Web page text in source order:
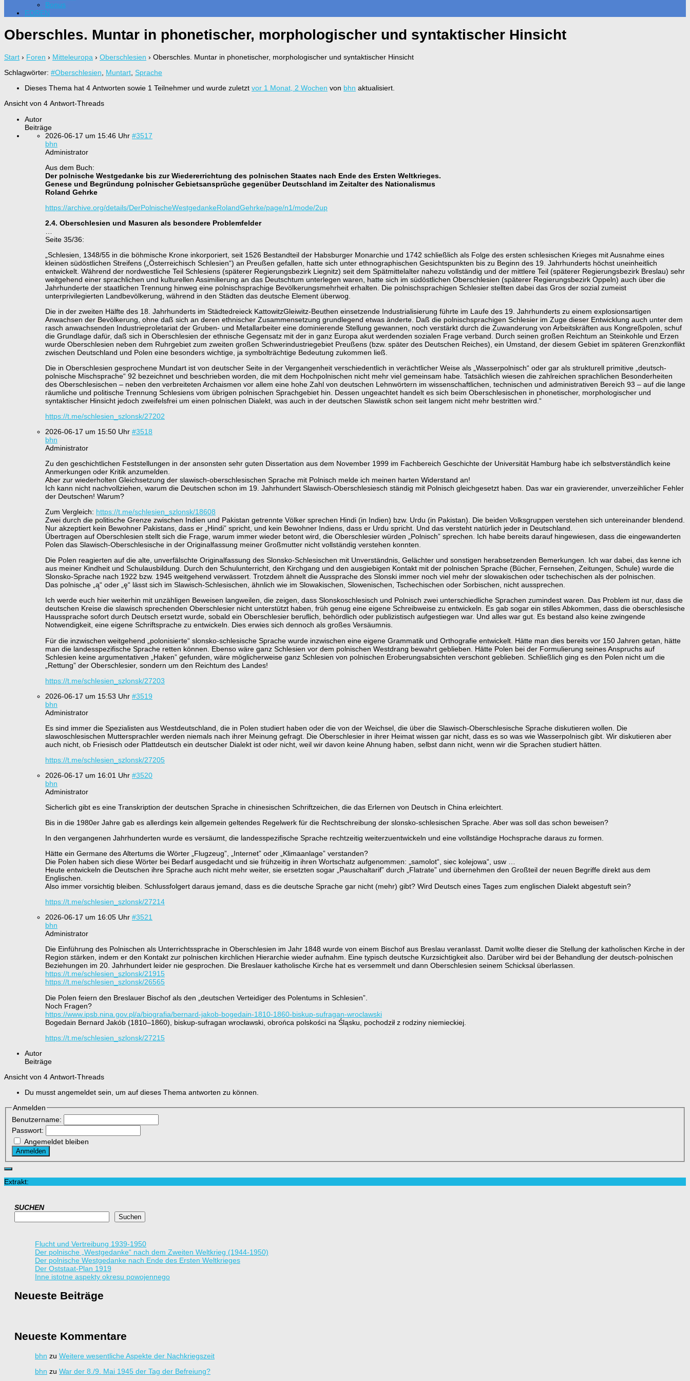
Bonus
FOREN
Oberschles. Muntar in phonetischer, morphologischer und syntaktischer Hinsicht
Start › Foren › Mitteleuropa › Oberschlesien › Oberschles. Muntar in phonetischer, morphologischer und syntaktischer Hinsicht
Schlagwörter: #Oberschlesien, Muntart, Sprache
Dieses Thema hat 4 Antworten sowie 1 Teilnehmer und wurde zuletzt vor 1 Monat, 2 Wochen von bhn aktualisiert.
Ansicht von 4 Antwort-Threads
Autor
Beiträge
2026-06-17 um 15:46 Uhr #3517
bhn
Administrator
Aus dem Buch:
Der polnische Westgedanke bis zur Wiedererrichtung des polnischen Staates nach Ende des Ersten Weltkrieges.
Genese und Begründung polnischer Gebietsansprüche gegenüber Deutschland im Zeitalter des Nationalismus
Roland Gehrke
https://archive.org/details/DerPolnischeWestgedankeRolandGehrke/page/n1/mode/2up
2.4. Oberschlesien und Masuren als besondere Problemfelder
Seite 35/36:
„Schlesien, 1348/55 in die böhmische Krone inkorporiert, seit 1526 Bestandteil der Habsburger Monarchie und 1742 schließlich als Folge des ersten schlesischen Krieges mit Ausnahme eines
kleinen südöstlichen Streifens („Österreichisch Schlesien“) an Preußen gefallen, hatte sich unter ethnographischen Gesichtspunkten bis zu Beginn des 19. Jahrhunderts höchst uneinheitlich
entwickelt. Während der nordwestliche Teil Schlesiens (späterer Regierungsbezirk Liegnitz) seit dem Spätmittelalter nahezu vollständig und der mittlere Teil (späterer Regierungsbezirk Breslau) sehr
weitgehend einer sprachlichen und kulturellen Assimilierung an das Deutschtum unterlegen waren, hatte sich im südöstlichen Oberschlesien (späterer Regierungsbezirk Oppeln) auch über die
Jahrhunderte der staatlichen Trennung hinweg eine polnischsprachige Bevölkerungsmehrheit erhalten. Die polnischsprachigen Schlesier stellten dabei das Gros der sozial zumeist
unterprivilegierten Landbevölkerung, während in den Städten das deutsche Element überwog.
Die in der zweiten Hälfte des 18. Jahrhunderts im Städtedreieck KattowitzGleiwitz-Beuthen einsetzende Industrialisierung führte im Laufe des 19. Jahrhunderts zu einem explosionsartigen
Anwachsen der Bevölkerung, ohne daß sich an deren ethnischer Zusammensetzung grundlegend etwas änderte. Daß die polnischsprachigen Schlesier im Zuge dieser Entwicklung auch unter dem
rasch anwachsenden Industrieproletariat der Gruben- und Metallarbeiter eine dominierende Stellung gewannen, noch verstärkt durch die Zuwanderung von Arbeitskräften aus Kongreßpolen, schuf
die Grundlage dafür, daß sich in Oberschlesien der ethnische Gegensatz mit der in ganz Europa akut werdenden sozialen Frage verband. Durch seinen großen Reichtum an Steinkohle und Erzen
wurde Oberschlesien neben dem Ruhrgebiet zum zweiten großen Schwerindustriegebiet Preußens (bzw. später des Deutschen Reiches), ein Umstand, der diesem Gebiet im späteren Grenzkonflikt
zwischen Deutschland und Polen eine besonders wichtige, ja symbolträchtige Bedeutung zukommen ließ.
Die in Oberschlesien gesprochene Mundart ist von deutscher Seite in der Vergangenheit verschiedentlich in verächtlicher Weise als „Wasserpolnisch“ oder gar als strukturell primitive „deutsch-
polnische Mischsprache“ 92 bezeichnet und beschrieben worden, die mit dem Hochpolnischen nicht mehr viel gemeinsam habe. Tatsächlich wiesen die zahlreichen sprachlichen Besonderheiten
des Oberschlesischen – neben den verbreiteten Archaismen vor allem eine hohe Zahl von deutschen Lehnwörtern im wissenschaftlichen, technischen und administrativen Bereich 93 – auf die lange
räumliche und politische Trennung Schlesiens vom übrigen polnischen Sprachgebiet hin. Dessen ungeachtet handelt es sich beim Oberschlesischen in phonetischer, morphologischer und
syntaktischer Hinsicht jedoch zweifelsfrei um einen polnischen Dialekt, was auch in der deutschen Slawistik schon seit langem nicht mehr bestritten wird.“
https://t.me/schlesien_szlonsk/27202
2026-06-17 um 15:50 Uhr #3518
bhn
Administrator
Zu den geschichtlichen Feststellungen in der ansonsten sehr guten Dissertation aus dem November 1999 im Fachbereich Geschichte der Universität Hamburg habe ich selbstverständlich keine
Anmerkungen oder Kritik anzumelden.
Aber zur wiederholten Gleichsetzung der slawisch-oberschlesischen Sprache mit Polnisch melde ich meinen harten Widerstand an!
Ich kann nicht nachvollziehen, warum die Deutschen schon im 19. Jahrhundert Slawisch-Oberschlesiesch ständig mit Polnisch gleichgesetzt haben. Das war ein gravierender, unverzeihlicher Fehler
der Deutschen! Warum?
Zum Vergleich: https://t.me/schlesien_szlonsk/18608
Zwei durch die politische Grenze zwischen Indien und Pakistan getrennte Völker sprechen Hindi (in Indien) bzw. Urdu (in Pakistan). Die beiden Volksgruppen verstehen sich untereinander blendend.
Nur akzeptiert kein Bewohner Pakistans, dass er „Hindi” spricht, und kein Bewohner Indiens, dass er Urdu spricht. Und das versteht natürlich jeder in Deutschland.
Übertragen auf Oberschlesien stellt sich die Frage, warum immer wieder betont wird, die Oberschlesier würden „Polnisch” sprechen. Ich habe bereits darauf hingewiesen, dass die eingewanderten
Polen das Slawisch-Oberschlesische in der Originalfassung meiner Großmutter nicht vollständig verstehen konnten.
Die Polen reagierten auf die alte, unverfälschte Originalfassung des Slonsko-Schlesischen mit Unverständnis, Gelächter und sonstigen herabsetzenden Bemerkungen. Ich war dabei, das kenne ich
aus meiner Kindheit und Schulausbildung. Durch den Schulunterricht, den Kirchgang und den ausgiebigen Kontakt mit der polnischen Sprache (Bücher, Fernsehen, Zeitungen, Schule) wurde die
Slonsko-Sprache nach 1922 bzw. 1945 weitgehend verwässert. Trotzdem ähnelt die Aussprache des Slonski immer noch viel mehr der slowakischen oder tschechischen als der polnischen.
Das polnische „ą“ oder „ę“ lässt sich im Slawisch-Schlesischen, ähnlich wie im Slowakischen, Slowenischen, Tschechischen oder Sorbischen, nicht aussprechen.
Ich werde euch hier weiterhin mit unzähligen Beweisen langweilen, die zeigen, dass Slonskoschlesisch und Polnisch zwei unterschiedliche Sprachen zumindest waren. Das Problem ist nur, dass die
deutschen Kreise die slawisch sprechenden Oberschlesier nicht unterstützt haben, früh genug eine eigene Schreibweise zu entwickeln. Es gab sogar ein stilles Abkommen, dass die oberschlesische
Haussprache sofort durch Deutsch ersetzt wurde, sobald ein Oberschlesier beruflich, behördlich oder publizistisch aufgestiegen war. Und alles war gut. Es bestand also keine zwingende
Notwendigkeit, eine eigene Schriftsprache zu entwickeln. Dies erwies sich dennoch als großes Versäumnis.
Für die inzwischen weitgehend „polonisierte“ slonsko-schlesische Sprache wurde inzwischen eine eigene Grammatik und Orthografie entwickelt. Hätte man dies bereits vor 150 Jahren getan, hätte
man die landesspezifische Sprache retten können. Ebenso wäre ganz Schlesien vor dem polnischen Westdrang bewahrt geblieben. Hätte Polen bei der Formulierung seines Anspruchs auf
Schlesien keine argumentativen „Haken” gefunden, wäre möglicherweise ganz Schlesien von polnischen Eroberungsabsichten verschont geblieben. Schließlich ging es den Polen nicht um die
„Rettung” der Oberschlesier, sondern um den Reichtum des Landes!
https://t.me/schlesien_szlonsk/27203
2026-06-17 um 15:53 Uhr #3519
bhn
Administrator
Es sind immer die Spezialisten aus Westdeutschland, die in Polen studiert haben oder die von der Weichsel, die über die Slawisch-Oberschlesische Sprache diskutieren wollen. Die
slawoschlesischen Muttersprachler werden niemals nach ihrer Meinung gefragt. Die Oberschlesier in ihrer Heimat wissen gar nicht, dass es so was wie Wasserpolnisch gibt. Wir diskutieren aber
auch nicht, ob Friesisch oder Plattdeutsch ein deutscher Dialekt ist oder nicht, weil wir davon keine Ahnung haben, selbst dann nicht, wenn wir die Sprachen studiert hätten.
https://t.me/schlesien_szlonsk/27205
2026-06-17 um 16:01 Uhr #3520
bhn
Administrator
Sicherlich gibt es eine Transkription der deutschen Sprache in chinesischen Schriftzeichen, die das Erlernen von Deutsch in China erleichtert.
Bis in die 1980er Jahre gab es allerdings kein allgemein geltendes Regelwerk für die Rechtschreibung der slonsko-schlesischen Sprache. Aber was soll das schon beweisen?
In den vergangenen Jahrhunderten wurde es versäumt, die landesspezifische Sprache rechtzeitig weiterzuentwickeln und eine vollständige Hochsprache daraus zu formen.
Hätte ein Germane des Altertums die Wörter „Flugzeug”, „Internet” oder „Klimaanlage” verstanden?
Die Polen haben sich diese Wörter bei Bedarf ausgedacht und sie frühzeitig in ihren Wortschatz aufgenommen: „samolot“, siec kolejowa“, usw …
Heute entwickeln die Deutschen ihre Sprache auch nicht mehr weiter, sie ersetzten sogar „Pauschaltarif” durch „Flatrate” und übernehmen den Großteil der neuen Begriffe direkt aus dem
Englischen.
Also immer vorsichtig bleiben. Schlussfolgert daraus jemand, dass es die deutsche Sprache gar nicht (mehr) gibt? Wird Deutsch eines Tages zum englischen Dialekt abgestuft sein?
https://t.me/schlesien_szlonsk/27214
2026-06-17 um 16:05 Uhr #3521
bhn
Administrator
Die Einführung des Polnischen als Unterrichtssprache in Oberschlesien im Jahr 1848 wurde von einem Bischof aus Breslau veranlasst. Damit wollte dieser die Stellung der katholischen Kirche in der
Region stärken, indem er den Kontakt zur polnischen kirchlichen Hierarchie wieder aufnahm. Eine typisch deutsche Kurzsichtigkeit also. Darüber wird bei der Behandlung der deutsch-polnischen
Beziehungen im 20. Jahrhundert leider nie gesprochen. Die Breslauer katholische Kirche hat es versemmelt und dann Oberschlesien seinem Schicksal überlassen.
https://t.me/schlesien_szlonsk/21915
https://t.me/schlesien_szlonsk/26565
Die Polen feiern den Breslauer Bischof als den „deutschen Verteidiger des Polentums in Schlesien”.
Noch Fragen?
https://www.ipsb.nina.gov.pl/a/biografia/bernard-jakob-bogedain-1810-1860-biskup-sufragan-wroclawski
Bogedain Bernard Jakób (1810–1860), biskup-sufragan wrocławski, obrońca polskości na Śląsku, pochodził z rodziny niemieckiej.
https://t.me/schlesien_szlonsk/27215
Autor
Beiträge
Ansicht von 4 Antwort-Threads
Du musst angemeldet sein, um auf dieses Thema antworten zu können.
Anmelden
Benutzername:
Passwort:
Angemeldet bleiben
Anmelden
Extrakt:
SUCHEN
Suchen
Flucht und Vertreibung 1939-1950
Der polnische „Westgedanke“ nach dem Zweiten Weltkrieg (1944-1950)
Der polnische Westgedanke nach Ende des Ersten Weltkrieges
Der Oststaat-Plan 1919
Inne istotne aspekty okresu powojennego
Neueste Beiträge
Neueste Kommentare
bhn zu Weitere wesentliche Aspekte der Nachkriegszeit
bhn zu War der 8./9. Mai 1945 der Tag der Befreiung?